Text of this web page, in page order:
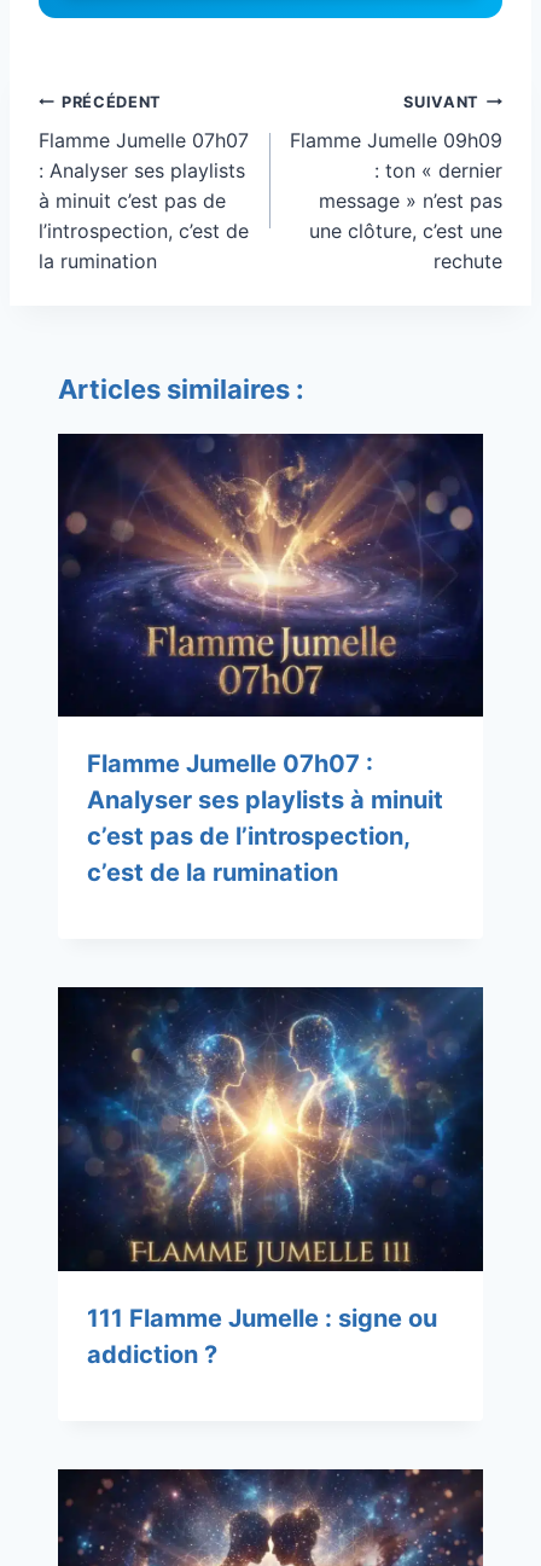
Navigation
de
l’article
PRÉCÉDENT
Flamme Jumelle 07h07
: Analyser ses playlists
à minuit c’est pas de
l’introspection, c’est de
la rumination
SUIVANT
Flamme Jumelle 09h09
: ton « dernier
message » n’est pas
une clôture, c’est une
rechute
Articles similaires :
Flamme Jumelle 07h07 :
Analyser ses playlists à minuit
c’est pas de l’introspection,
c’est de la rumination
111 Flamme Jumelle : signe ou
addiction ?